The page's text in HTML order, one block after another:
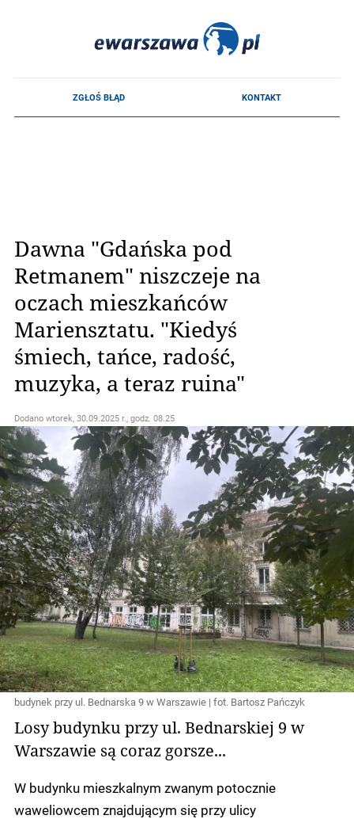
Dawna "Gdańska pod
Retmanem" niszczeje na
oczach mieszkańców
Mariensztatu. "Kiedyś
śmiech, tańce, radość,
muzyka, a teraz ruina"
Dodano wtorek, 30.09.2025 r., godz. 08.25
budynek przy ul. Bednarska 9 w Warszawie | fot. Bartosz Pańczyk
Losy budynku przy ul. Bednarskiej 9 w
Warszawie są coraz gorsze...
W budynku mieszkalnym zwanym potocznie
waweliowcem znajdującym się przy ulicy